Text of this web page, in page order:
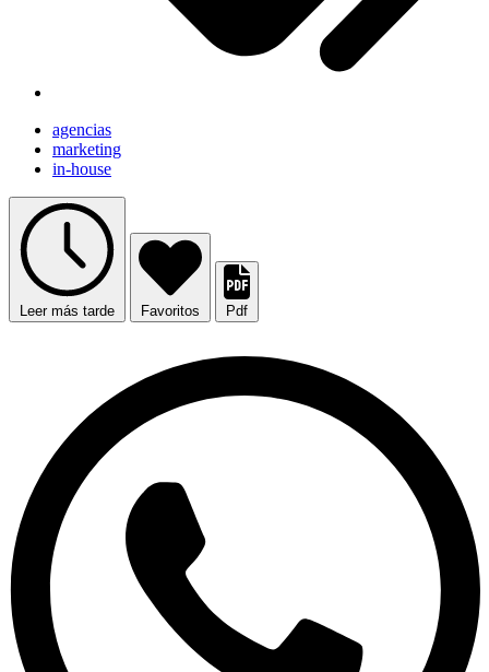
agencias
marketing
in-house
Leer más tarde Favoritos Pdf